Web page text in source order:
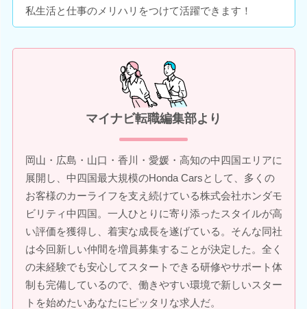
私生活と仕事のメリハリをつけて活躍できます！
マイナビ転職編集部より
岡山・広島・山口・香川・愛媛・高知の中四国エリアに
展開し、中四国最大規模のHonda Carsとして、多くの
お客様のカーライフを支え続けている株式会社ホンダモ
ビリティ中四国。一人ひとりに寄り添ったスタイルが高
い評価を獲得し、着実な成長を遂げている。そんな同社
は今回新しい仲間を増員募集することが決定した。全く
の未経験でも安心してスタートできる研修やサポート体
制も完備しているので、働きやすい環境で新しいスター
トを始めたいあなたにピッタリな求人だ。